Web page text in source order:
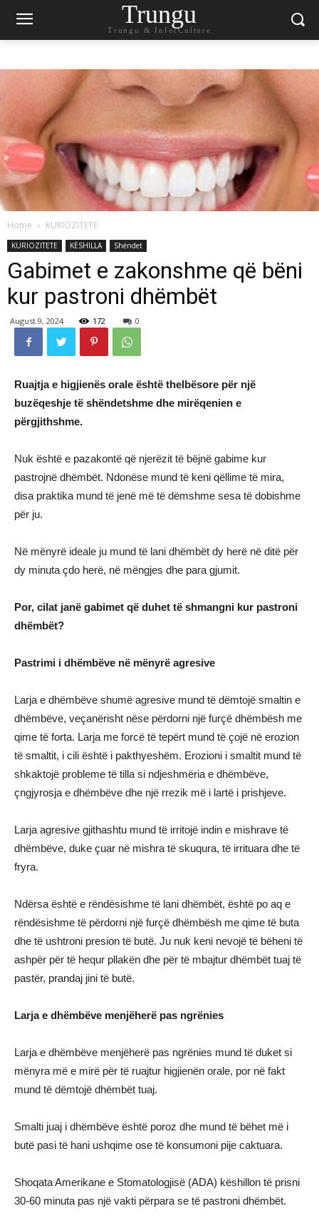
Trungu
Trungu & InforCulture
Home KURIOZITETE
KURIOZITETE KËSHILLA Shëndet
Gabimet e zakonshme që bëni
kur pastroni dhëmbët
August 9, 2024 172 0
Ruajtja e higjienës orale është thelbësore për një
buzëqeshje të shëndetshme dhe mirëqenien e
përgjithshme.
Nuk është e pazakontë që njerëzit të bëjnë gabime kur
pastrojnë dhëmbët. Ndonëse mund të keni qëllime të mira,
disa praktika mund të jenë më të dëmshme sesa të dobishme
për ju.
Në mënyrë ideale ju mund të lani dhëmbët dy herë në ditë për
dy minuta çdo herë, në mëngjes dhe para gjumit.
Por, cilat janë gabimet që duhet të shmangni kur pastroni
dhëmbët?
Pastrimi i dhëmbëve në mënyrë agresive
Larja e dhëmbëve shumë agresive mund të dëmtojë smaltin e
dhëmbëve, veçanërisht nëse përdorni një furçë dhëmbësh me
qime të forta. Larja me forcë të tepërt mund të çojë në erozion
të smaltit, i cili është i pakthyeshëm. Erozioni i smaltit mund të
shkaktojë probleme të tilla si ndjeshmëria e dhëmbëve,
çngjyrosja e dhëmbëve dhe një rrezik më i lartë i prishjeve.
Larja agresive gjithashtu mund të irritojë indin e mishrave të
dhëmbëve, duke çuar në mishra të skuqura, të irrituara dhe të
fryra.
Ndërsa është e rëndësishme të lani dhëmbët, është po aq e
rëndësishme të përdorni një furçë dhëmbësh me qime të buta
dhe të ushtroni presion të butë. Ju nuk keni nevojë të bëheni të
ashpër për të hequr pllakën dhe për të mbajtur dhëmbët tuaj të
pastër, prandaj jini të butë.
Larja e dhëmbëve menjëherë pas ngrënies
Larja e dhëmbëve menjëherë pas ngrënies mund të duket si
mënyra më e mirë për të ruajtur higjienën orale, por në fakt
mund të dëmtojë dhëmbët tuaj.
Smalti juaj i dhëmbëve është poroz dhe mund të bëhet më i
butë pasi të hani ushqime ose të konsumoni pije caktuara.
Shoqata Amerikane e Stomatologjisë (ADA) këshillon të prisni
30-60 minuta pas një vakti përpara se të pastroni dhëmbët.